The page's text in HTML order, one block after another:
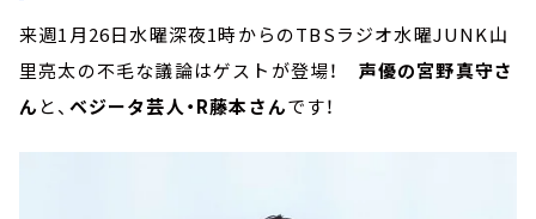
来週1月26日水曜深夜1時からのTBSラジオ水曜JUNK山
里亮太の不毛な議論はゲストが登場！ 声優の宮野真守さ
ん と、 ベジータ芸人・R藤本さんです！